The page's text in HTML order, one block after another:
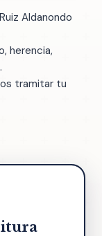
Aldanondo
herencia,
tramitar tu